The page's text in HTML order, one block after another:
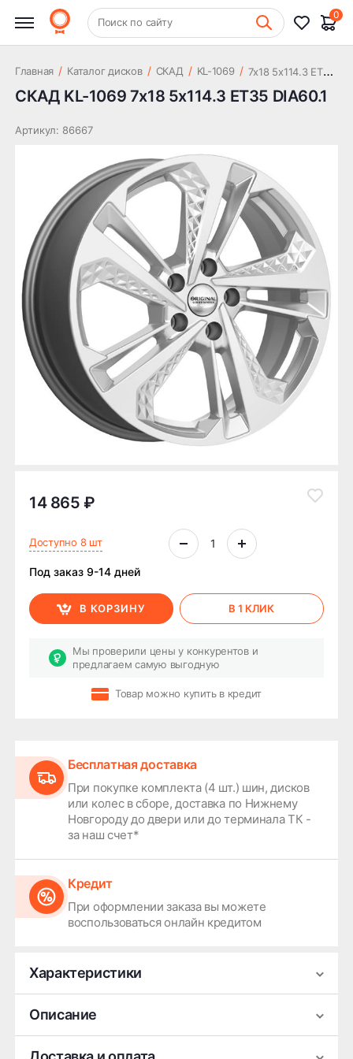
+7 (831) 261-35-35 Шиномонтаж
Поиск по сайту
0
Главная / Каталог дисков / СКАД / KL-1069 / 7
x18 5x114.3 ET35 DIA60.1
СКАД KL-1069 7x18 5x114.3 ET35 DIA60.1
Артикул: 86667
14 865 ₽
Доступно 8 шт
Под заказ 9-14 дней
В КОРЗИНУ В 1 КЛИК
Мы проверили цены у конкурентов и
предлагаем самую выгодную
Товар можно купить в кредит
Бесплатная доставка
При покупке комплекта (4 шт.) шин, дисков
или колес в сборе, доставка по Нижнему
Новгороду до двери или до терминала ТК -
за наш счет*
Кредит
При оформлении заказа вы можете
воспользоваться онлайн кредитом
Характеристики
Производитель
Ширина
7
Диаметр
18
Описание
Легковой литой диск СКАД KL-1069 выполнен в